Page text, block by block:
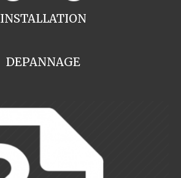
INSTALLATION
DEPANNAGE